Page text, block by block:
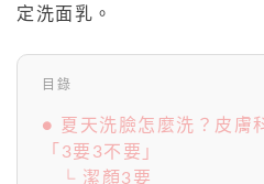
定洗面乳。
目錄
● 夏天洗臉怎麼洗？皮膚
「3要3不要」
└ 潔顏3要